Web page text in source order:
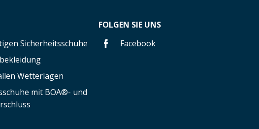
Sicherheitsschuhe
Wetterlagen
mit BOA®- und
FOLGEN SIE UNS
Facebook